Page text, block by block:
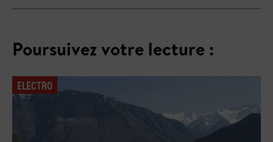
Poursuivez votre lecture :
ELECTRO